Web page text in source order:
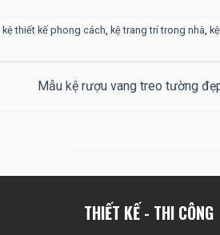
kệ thiết kế phong cách, kệ trang trí trong nhà,
Mẫu kệ rượu vang treo tường
THIẾT KẾ - THI CÔNG